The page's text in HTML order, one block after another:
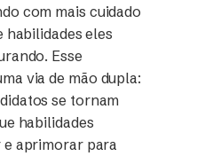
com mais cuidado
habilidades eles
Esse
via de mão dupla:
se tornam
habilidades
aprimorar para